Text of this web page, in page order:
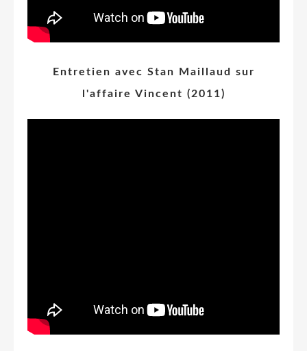
Entretien avec Stan Maillaud sur
l'affaire Vincent (2011)